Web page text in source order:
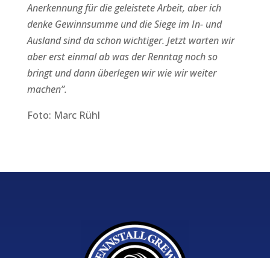
Anerkennung für die geleistete Arbeit, aber ich
denke Gewinnsumme und die Siege im In- und
Ausland sind da schon wichtiger. Jetzt warten wir
aber erst einmal ab was der Renntag noch so
bringt und dann überlegen wir wie wir weiter
machen”.
Foto: Marc Rühl